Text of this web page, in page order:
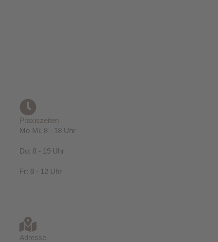
Praxiszeiten
Mo-Mi: 8 - 18 Uhr
Do: 8 - 19 Uhr
Fr: 8 - 12 Uhr
Adresse